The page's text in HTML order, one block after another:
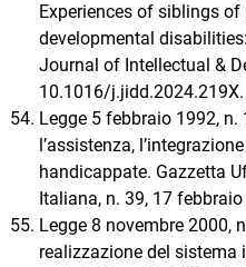
Experiences of siblings
developmental
Journal of Intellectual &
10.1016/j.jidd.2024.219X.
Legge 5 febbraio 1992, n.
l’assistenza,
handicappate. Gazzetta
Italiana, n. 39, 17
Legge 8 novembre 2000,
realizzazione del sistema